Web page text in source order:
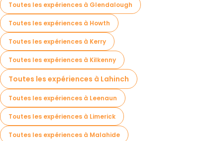
Toutes les expériences à Glendalough
Toutes les expériences à Howth
Toutes les expériences à Kerry
Toutes les expériences à Kilkenny
Toutes les expériences à Lahinch
Toutes les expériences à Leenaun
Toutes les expériences à Limerick
Toutes les expériences à Malahide